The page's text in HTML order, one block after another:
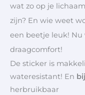
wat zo op je
zijn? En wie weet
een beetje leuk!
draagcomfort!
De sticker is
wateresistant! En
herbruikbaar